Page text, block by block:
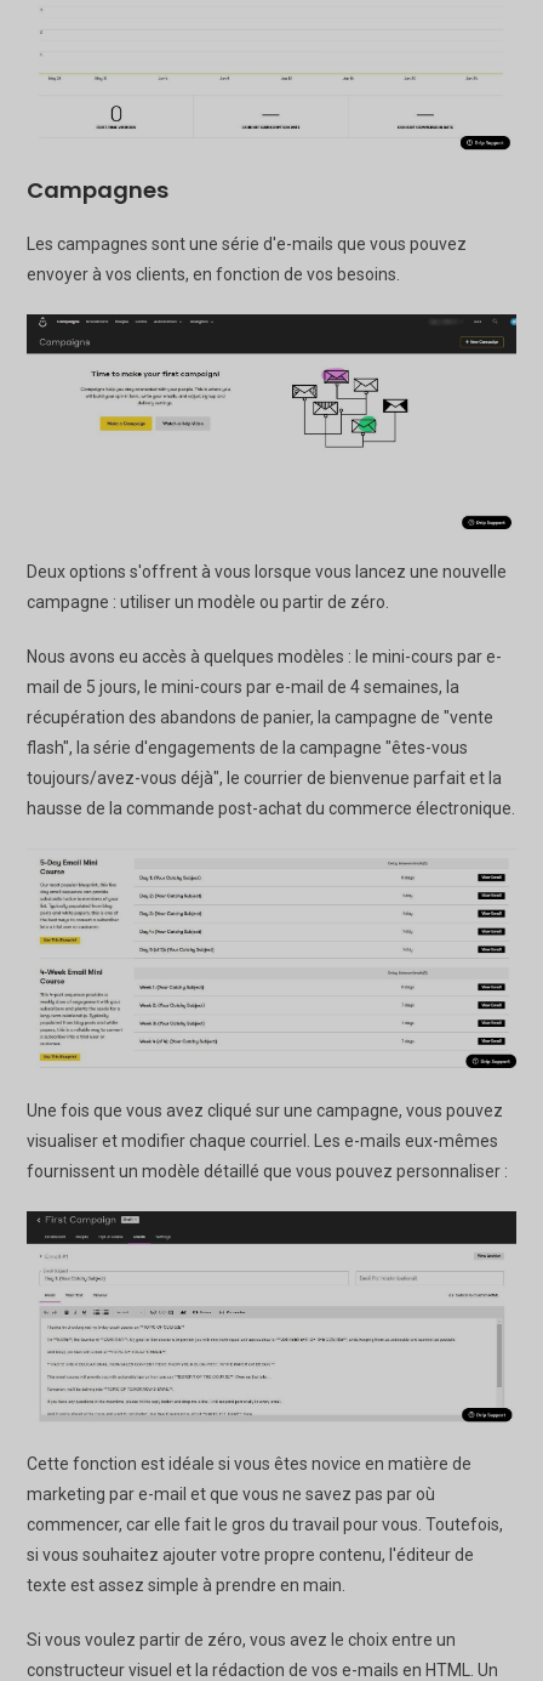
Campagnes
Les campagnes sont une série d'e-mails que vous pouvez
envoyer à vos clients, en fonction de vos besoins.
Deux options s'offrent à vous lorsque vous lancez une nouvelle
campagne : utiliser un modèle ou partir de zéro.
Nous avons eu accès à quelques modèles : le mini-cours par e-
mail de 5 jours, le mini-cours par e-mail de 4 semaines, la
récupération des abandons de panier, la campagne de "vente
flash", la série d'engagements de la campagne "êtes-vous
toujours/avez-vous déjà", le courrier de bienvenue parfait et la
hausse de la commande post-achat du commerce électronique.
Une fois que vous avez cliqué sur une campagne, vous pouvez
visualiser et modifier chaque courriel. Les e-mails eux-mêmes
fournissent un modèle détaillé que vous pouvez personnaliser :
Cette fonction est idéale si vous êtes novice en matière de
marketing par e-mail et que vous ne savez pas par où
commencer, car elle fait le gros du travail pour vous. Toutefois,
si vous souhaitez ajouter votre propre contenu, l'éditeur de
texte est assez simple à prendre en main.
Si vous voulez partir de zéro, vous avez le choix entre un
constructeur visuel et la rédaction de vos e-mails en HTML. Un